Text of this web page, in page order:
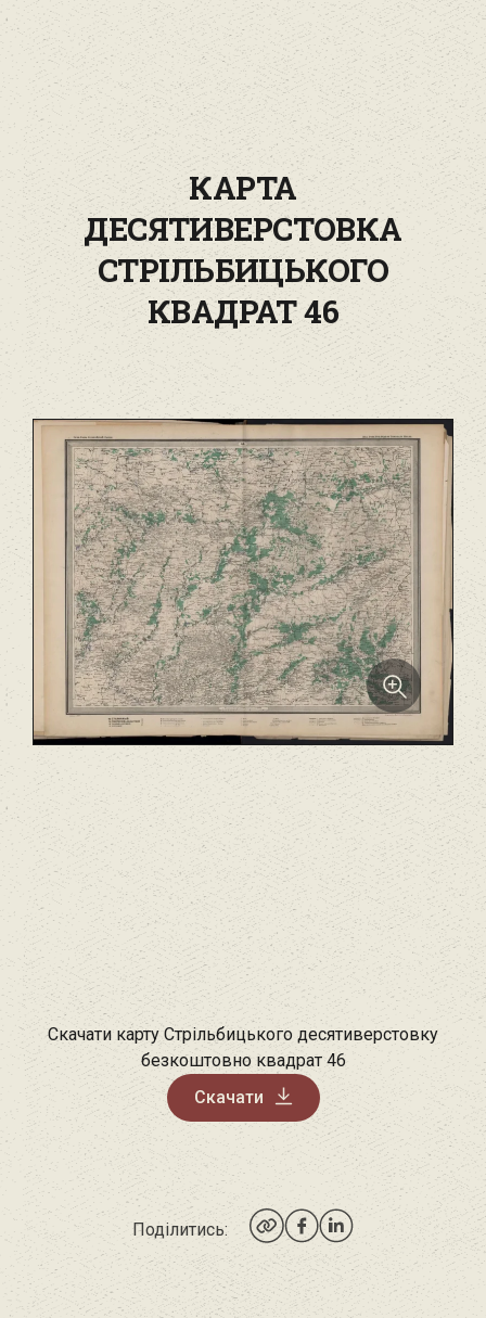
КАРТА
ДЕСЯТИВЕРСТОВКА
СТРІЛЬБИЦЬКОГО
КВАДРАТ 46
Скачати карту Стрільбицького десятиверстовку
безкоштовно квадрат 46
Скачати
Поділитись: